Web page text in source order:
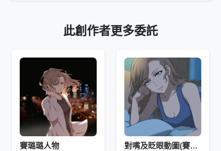
此創作者更多委託
賽璐璐人物 對嘴及眨眼動圖(賽璐璐)